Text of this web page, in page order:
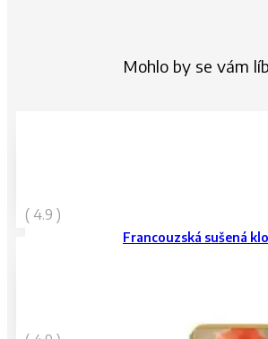
Mohlo by se vám
( 4.9 )
Francouzská sušená
169 Kč
119Kč